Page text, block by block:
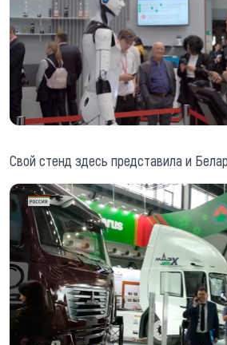
Свой стенд здесь представила и